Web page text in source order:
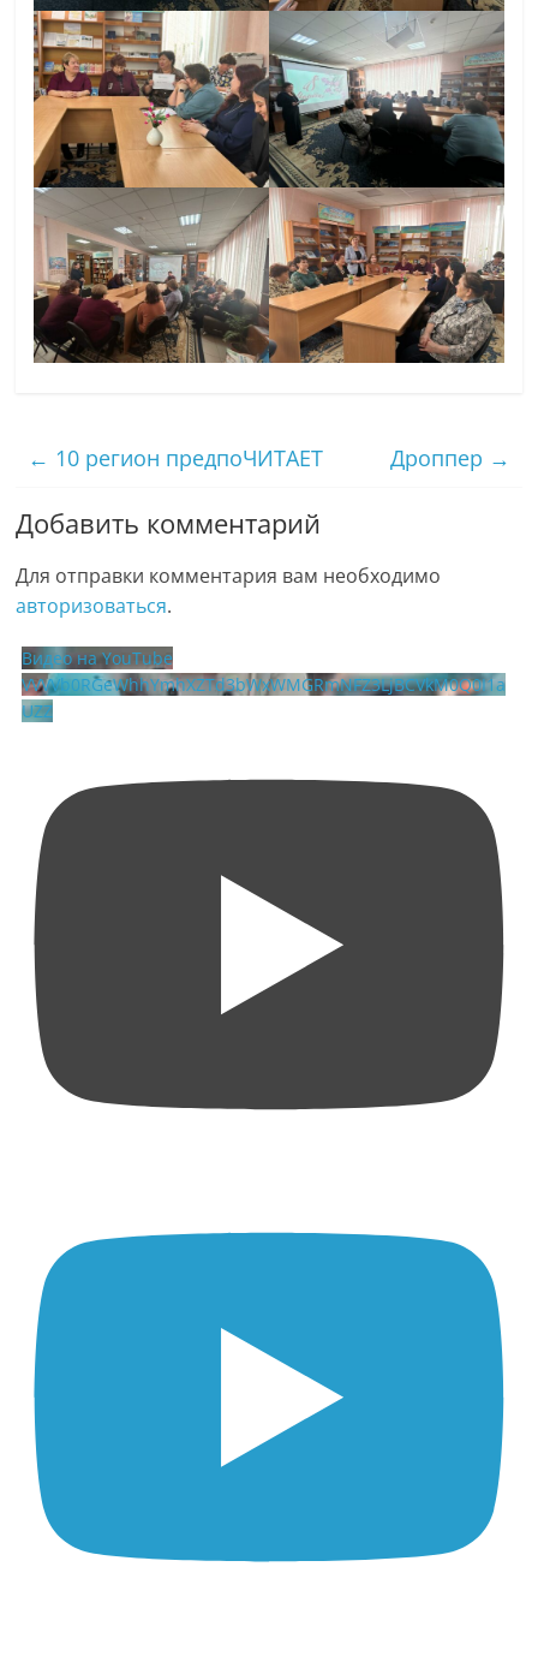
← 10 регион предпоЧИТАЕТ Дроппер →
Добавить комментарий
Для отправки комментария вам необходимо
авторизоваться.
Видео на YouTube
VVVVb0RGeWhhYmhXZTd3bWxWMGRmNFZ3LjBCVkM0Q0I1a
UZZ